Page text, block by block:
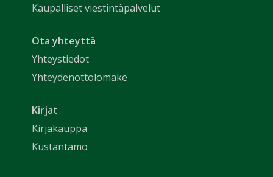
Kaupalliset viestintäpalvelut
Ota yhteyttä
Yhteystiedot
Yhteydenottolomake
Kirjat
Kirjakauppa
Kustantamo